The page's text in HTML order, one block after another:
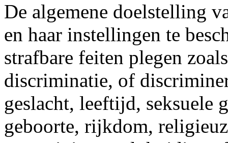
De algemene doelstelling
en haar instellingen te
strafbare feiten plegen
discriminatie, of
geslacht, leeftijd, seksuele
geboorte, rijkdom,